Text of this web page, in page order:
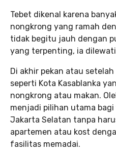
Tebet dikenal karena
nongkrong yang ramah
tidak begitu jauh dengan
yang terpenting, ia dilewati
Di akhir pekan atau
seperti Kota Kasablanka
nongkrong atau makan.
menjadi pilihan utama
Jakarta Selatan tanpa
apartemen atau kost
fasilitas memadai.